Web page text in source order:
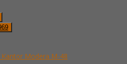
Kantor Modera M-48